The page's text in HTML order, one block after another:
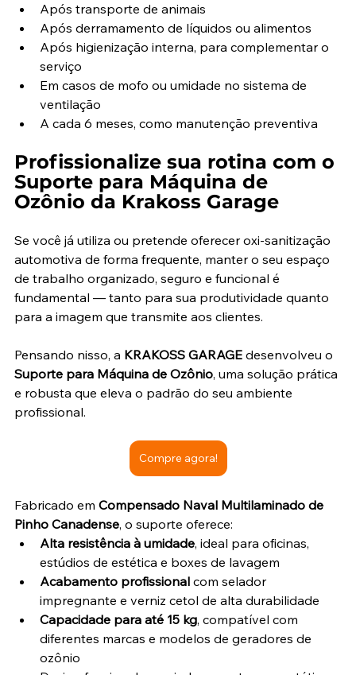
Após transporte de animais
Após derramamento de líquidos ou alimentos
Após higienização interna, para complementar o
serviço
Em casos de mofo ou umidade no sistema de
ventilação
A cada 6 meses, como manutenção preventiva
Profissionalize sua rotina com o
Suporte para Máquina de
Ozônio da Krakoss Garage
Se você já utiliza ou pretende oferecer oxi-sanitização
automotiva de forma frequente, manter o seu espaço
de trabalho organizado, seguro e funcional é
fundamental — tanto para sua produtividade quanto
para a imagem que transmite aos clientes.
Pensando nisso, a KRAKOSS GARAGE desenvolveu o
Suporte para Máquina de Ozônio, uma solução prática
e robusta que eleva o padrão do seu ambiente
profissional.
Compre agora!
Fabricado em Compensado Naval Multilaminado de
Pinho Canadense, o suporte oferece:
Alta resistência à umidade, ideal para oficinas,
estúdios de estética e boxes de lavagem
Acabamento profissional com selador
impregnante e verniz cetol de alta durabilidade
Capacidade para até 15 kg, compatível com
diferentes marcas e modelos de geradores de
ozônio